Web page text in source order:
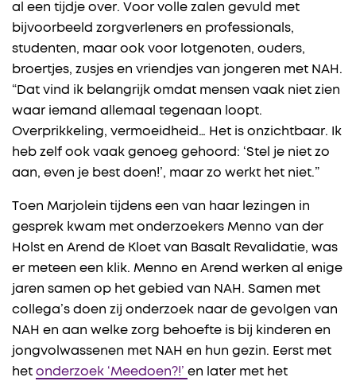
al een tijdje over. Voor volle zalen gevuld met
bijvoorbeeld zorgverleners en professionals,
studenten, maar ook voor lotgenoten, ouders,
broertjes, zusjes en vriendjes van jongeren met NAH.
“Dat vind ik belangrijk omdat mensen vaak niet zien
waar iemand allemaal tegenaan loopt.
Overprikkeling, vermoeidheid… Het is onzichtbaar. Ik
heb zelf ook vaak genoeg gehoord: ‘Stel je niet zo
aan, even je best doen!’, maar zo werkt het niet.”
Toen Marjolein tijdens een van haar lezingen in
gesprek kwam met onderzoekers Menno van der
Holst en Arend de Kloet van Basalt Revalidatie, was
er meteen een klik. Menno en Arend werken al enige
jaren samen op het gebied van NAH. Samen met
collega’s doen zij onderzoek naar de gevolgen van
NAH en aan welke zorg behoefte is bij kinderen en
jongvolwassenen met NAH en hun gezin. Eerst met
het onderzoek ‘Meedoen?!’ en later met het